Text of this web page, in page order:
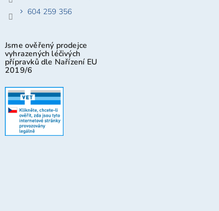
604 259 356
Jsme ověřený prodejce
vyhrazených léčivých
přípravků dle Nařízení EU
2019/6